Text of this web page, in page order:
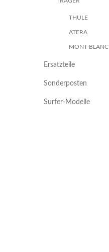
THULE
ATERA
MONT BLANC
Ersatzteile
Sonderposten
Surfer-Modelle